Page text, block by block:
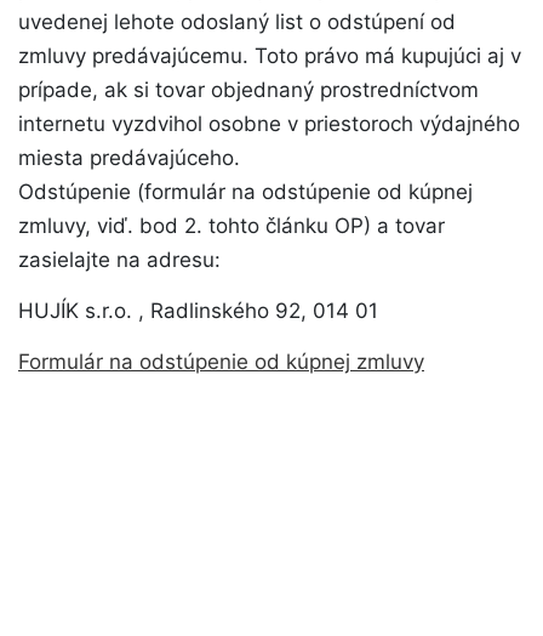
uvedenej lehote odoslaný list o odstúpení od
zmluvy predávajúcemu. Toto právo má kupujúci aj v
prípade, ak si tovar objednaný prostredníctvom
internetu vyzdvihol osobne v priestoroch výdajného
miesta predávajúceho.
Odstúpenie (formulár na odstúpenie od kúpnej
zmluvy, viď. bod 2. tohto článku OP) a tovar
zasielajte na adresu:
HUJÍK s.r.o. , Radlinského 92, 014 01
Formulár na odstúpenie od kúpnej zmluvy